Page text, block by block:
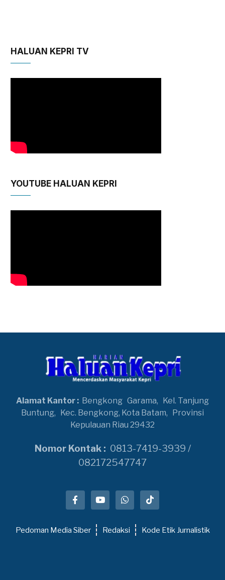
HALUAN KEPRI TV
YOUTUBE HALUAN KEPRI
Alamat Kantor : Bengkong Garama,
Kel. Tanjung
Buntung,
Kec. Bengkong, Kota Batam,
Provinsi
Kepulauan Riau 29432
Nomor Kontak : 0813-7419-3939 /
082172547747
Pedoman Media Siber Redaksi Kode Etik Jurnalistik